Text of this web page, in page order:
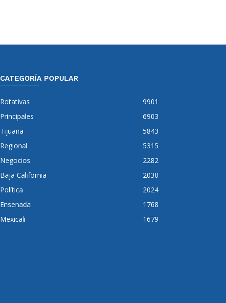
CATEGORÍA POPULAR
Rotativas
9901
Principales
6903
Tijuana
5843
Regional
5315
Negocios
2282
Baja California
2030
Política
2024
Ensenada
1768
Mexicali
1679